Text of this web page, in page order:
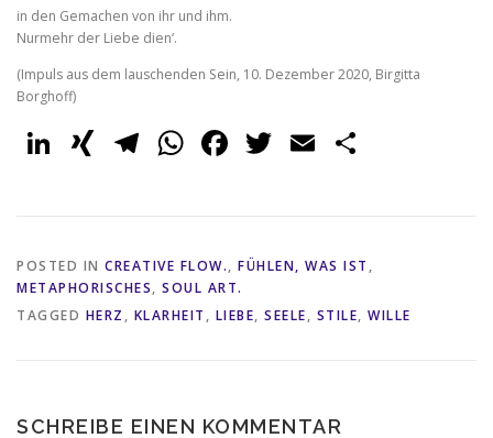
in den Gemachen von ihr und ihm.
Nurmehr der Liebe dien‘.
(Impuls aus dem lauschenden Sein, 10. Dezember 2020, Birgitta
Borghoff)
LinkedIn
XINGTelegram
WhatsApp
Facebook
Twitter
Email
POSTED IN CREATIVE FLOW., FÜHLEN, WAS IST ,
METAPHORISCHES, SOUL ART.
TAGGED HERZ , KLARHEIT , LIEBE, SEELE, STILE, WILLE
SCHREIBE EINEN KOMMENTAR